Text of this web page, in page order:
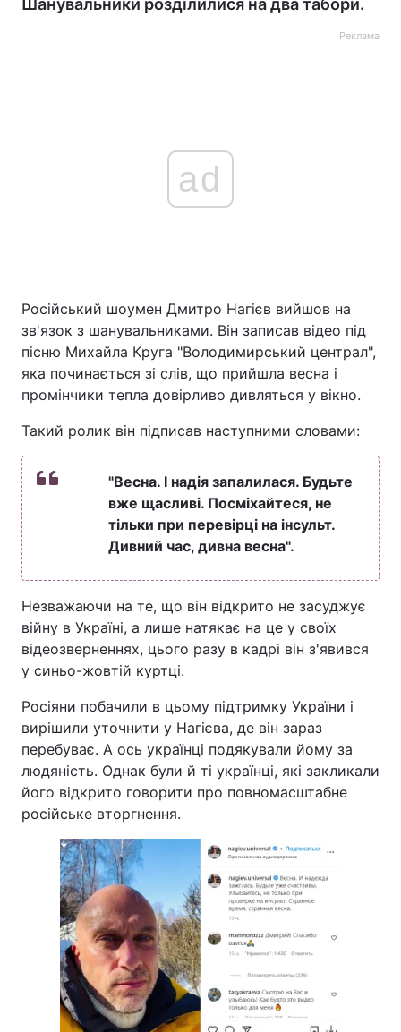
Шанувальники розділилися на два табори.
Реклама
ad
Російський шоумен Дмитро Нагієв вийшов на
зв'язок з шанувальниками. Він записав відео під
пісню Михайла Круга "Володимирський централ",
яка починається зі слів, що прийшла весна і
промінчики тепла довірливо дивляться у вікно.
Такий ролик він підписав наступними словами:
"Весна. І надія запалилася. Будьте
вже щасливі. Посміхайтеся, не
тільки при перевірці на інсульт.
Дивний час, дивна весна".
Незважаючи на те, що він відкрито не засуджує
війну в Україні, а лише натякає на це у своїх
відеозверненнях, цього разу в кадрі він з'явився
у синьо-жовтій куртці.
Росіяни побачили в цьому підтримку України і
вирішили уточнити у Нагієва, де він зараз
перебуває. А ось українці подякували йому за
людяність. Однак були й ті українці, які закликали
його відкрито говорити про повномасштабне
російське вторгнення.